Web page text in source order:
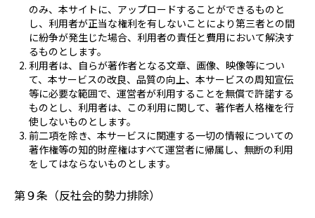
のみ、本サイトに、アップロードすることができるものと
し、利用者が正当な権利を有しないことにより第三者との間
に紛争が発生じた場合、利用者の責任と費用において解決す
るものとします。
利用者は、自らが著作者となる文章、画像、映像等につい
て、本サービスの改良、品質の向上、本サービスの周知宣伝
等に必要な範囲で、運営者が利用することを無償で許諾する
ものとし、利用者は、この利用に関して、著作者人格権を行
使しないものとします。
前二項を除き、本サービスに関連する一切の情報についての
著作権等の知的財産権はすべて運営者に帰属し、無断の利用
をしてはならないものとします。
第９条（反社会的勢力排除）